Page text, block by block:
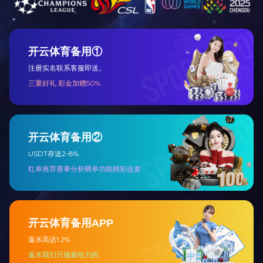
通用伺服 伺服电机 HMIB32-12M12R
新闻资讯
KEWEI华体（中国）智能伺服在新型制袋机中的应用
华体（中国）公司非标数控系统研发成功
华体（中国）智能伺服在弯弧机（滚圆机）中的应用
华体（中国）自控讲解触摸屏如何与与PLC通讯的
华体（中国）讲解PLC触摸屏控制伺服电机程序设计
运动控制器的类型